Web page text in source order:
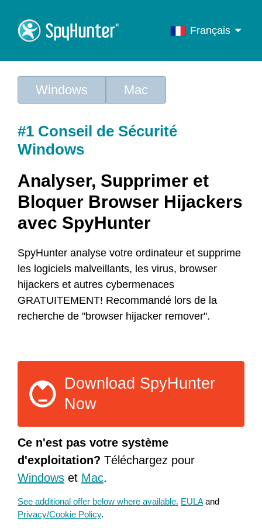
Windows Mac
Français
#1 Conseil de Sécurité
Windows
Analyser, Supprimer et
Bloquer Browser Hijackers
avec SpyHunter
SpyHunter analyse votre ordinateur et supprime
les logiciels malveillants, les virus, browser
hijackers et autres cybermenaces
GRATUITEMENT! Recommandé lors de la
recherche de "browser hijacker remover".
Download SpyHunter
Now
Ce n'est pas votre système
d'exploitation? Téléchargez pour
Windows et Mac.
See additional offer below where available. EULAand
Privacy/Cookie Policy.